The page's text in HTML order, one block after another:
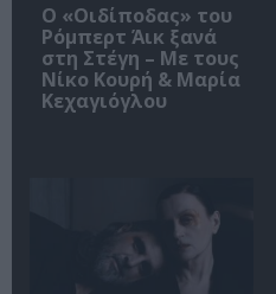
O «Οιδίποδας» του
Ρόμπερτ Άικ ξανά
στη Στέγη – Με τους
Νίκο Κουρή & Μαρία
Κεχαγιόγλου